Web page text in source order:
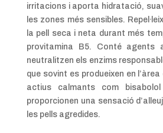
irritacions i aporta hidratació,
les zones més sensibles.
la pell seca i neta durant més
provitamina B5. Conté agents
neutralitzen els enzims
que sovint es produeixen en l’àrea
actius calmants com
proporcionen una sensació
les pells agredides.